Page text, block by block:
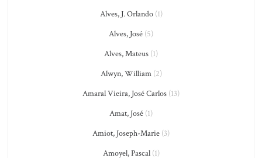
Alves, J. Orlando(1)
Alves, José (5)
Alves, Mateus (1)
Alwyn, William(2)
Amaral Vieira, José Carlos (13)
Amat, José (1)
Amiot, Joseph-Marie (3)
Amoyel, Pascal(1)